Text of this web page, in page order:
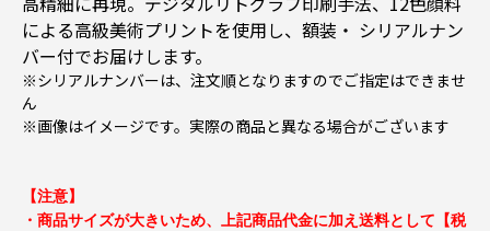
による高級美術プリントを使用し、額装・ シリアルナン
バー付でお届けします。
※シリアルナンバーは、注文順となりますのでご指定はできませ
ん
※画像はイメージです。実際の商品と異なる場合がございます
【注意】
・商品サイズが大きいため、上記商品代金に加え送料として【税